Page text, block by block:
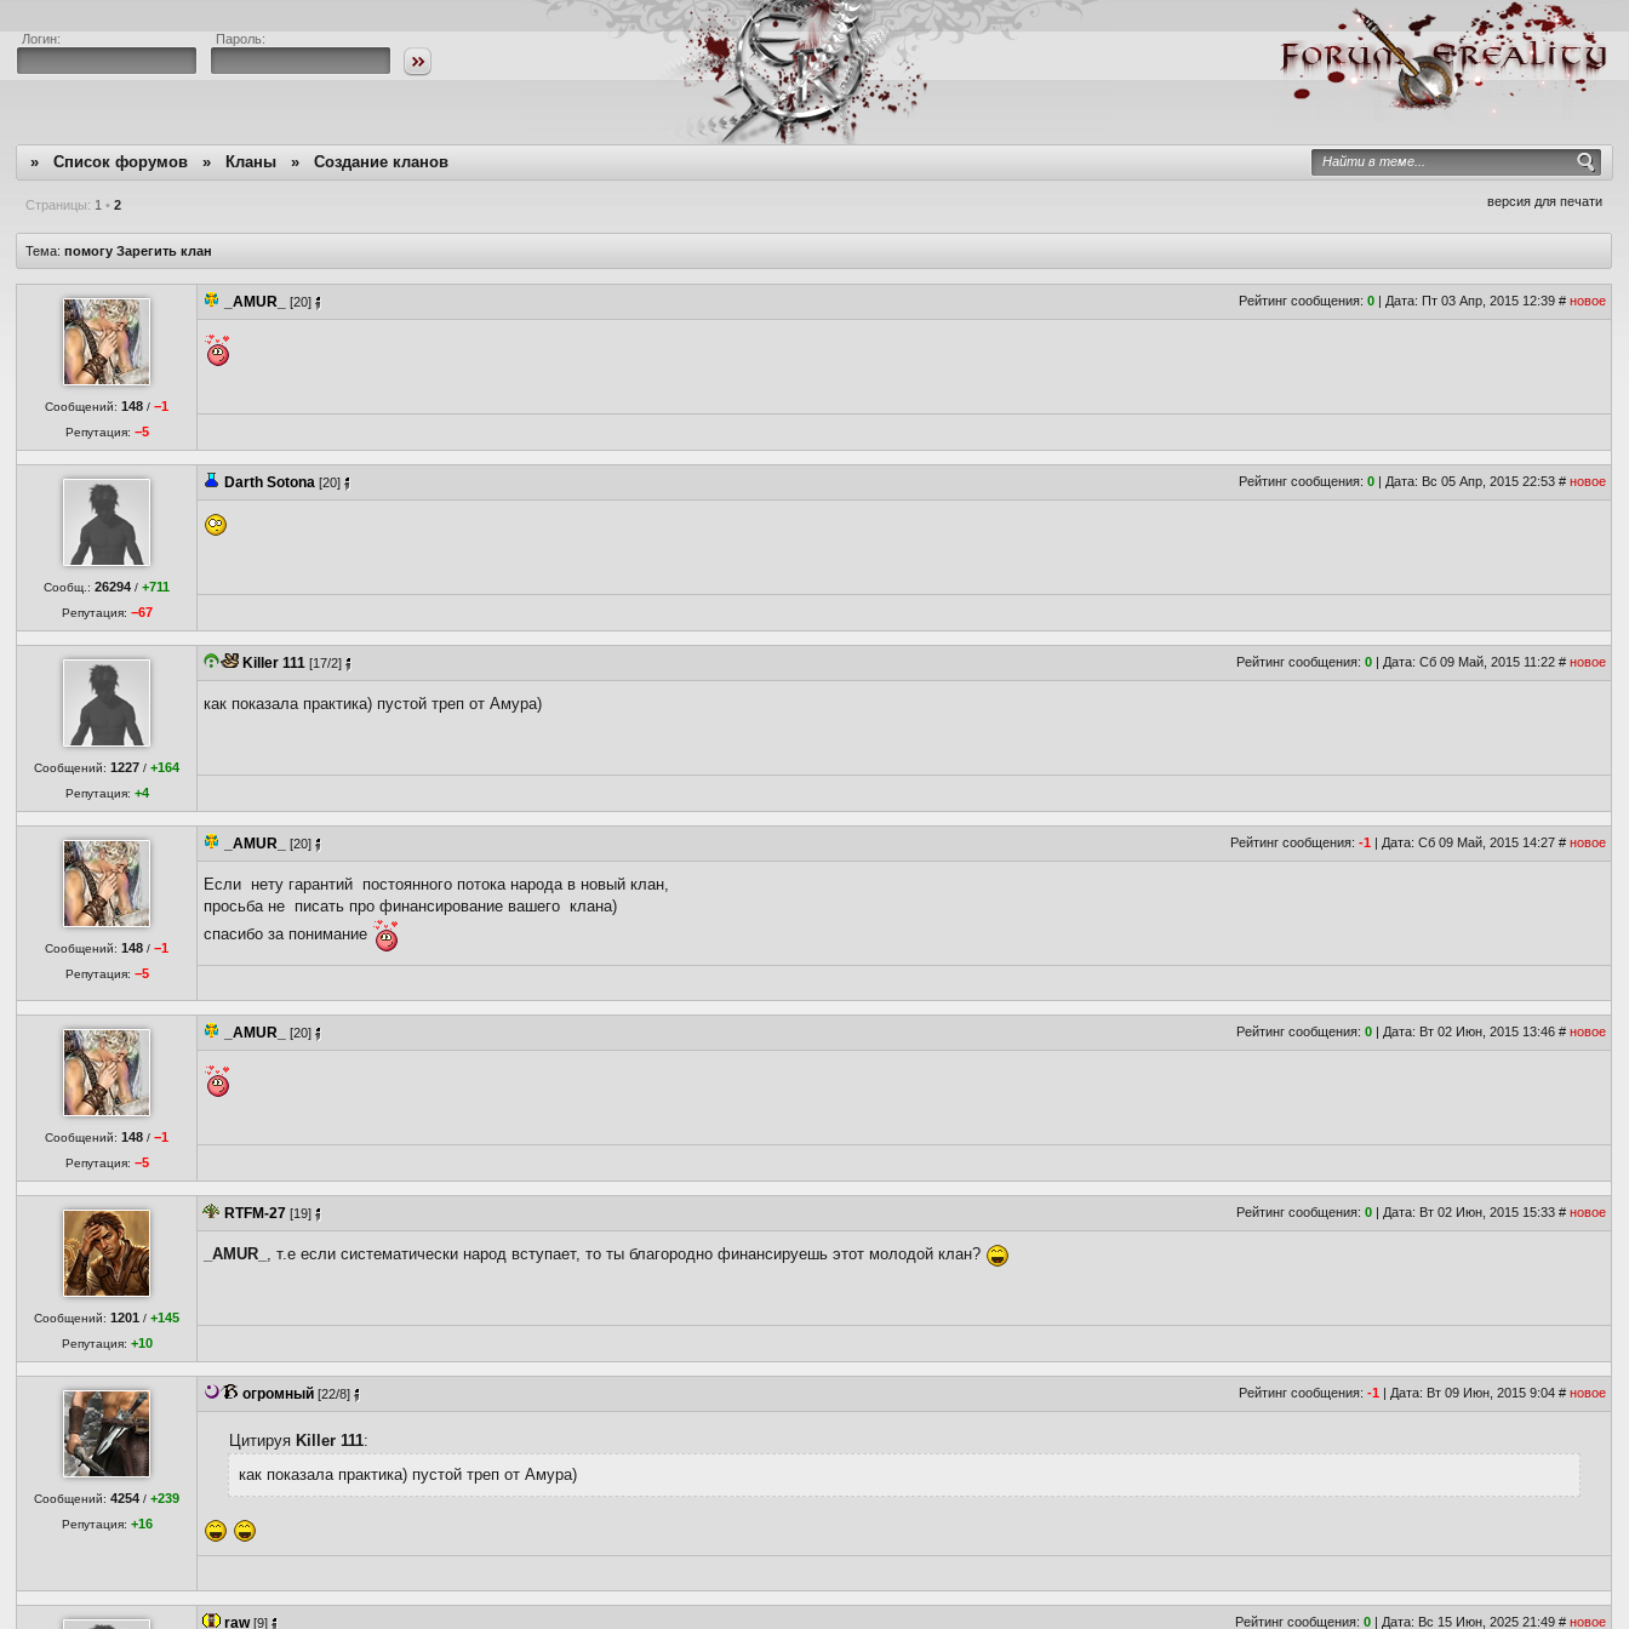
Логин: Пароль:
»Список форумов » Кланы »Создание кланов
Страницы: 1 •2 версия для печати
Тема:помогу Зарегить клан
Сообщений:148 /−1
Репутация: −5
_AMUR_ [20] Рейтинг сообщения:0 | Дата: Пт 03 Апр, 2015 12:39# новое
Сообщ.:26294 /+711
Репутация: −67
Darth Sotona [20] Рейтинг сообщения:0 | Дата: Вс 05 Апр, 2015 22:53# новое
Сообщений:1227 /+164
Репутация: +4
Killer 111 [17/2] Рейтинг сообщения:0 | Дата: Сб 09 Май, 2015 11:22# новое
как показала практика) пустой треп от Амура)
Сообщений:148 /−1
Репутация: −5
_AMUR_ [20] Рейтинг сообщения:-1 | Дата: Сб 09 Май, 2015 14:27# новое
Если нету гарантий постоянного потока народа в новый клан,
просьба не писать про финансирование вашего клана)
спасибо за понимание
Сообщений:148 /−1
Репутация: −5
_AMUR_ [20] Рейтинг сообщения:0 | Дата: Вт 02 Июн, 2015 13:46# новое
Сообщений:1201 /+145
Репутация: +10
RTFM-27 [19] Рейтинг сообщения:0 | Дата: Вт 02 Июн, 2015 15:33# новое
_AMUR_ , т.е если систематически народ вступает, то ты благородно финансируешь этот молодой клан?
Сообщений:4254 /+239
Репутация: +16
огромный [22/8] Рейтинг сообщения:-1 | Дата: Вт 09 Июн, 2015 9:04# новое
Цитируя Killer 111:
как показала практика) пустой треп от Амура)
raw[9] Рейтинг сообщения:0 | Дата: Вс 15 Июн, 2025 21:49# новое